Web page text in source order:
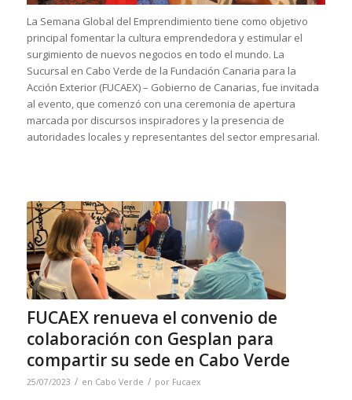
La Semana Global del Emprendimiento tiene como objetivo
principal fomentar la cultura emprendedora y estimular el
surgimiento de nuevos negocios en todo el mundo. La
Sucursal en Cabo Verde de la Fundación Canaria para la
Acción Exterior (FUCAEX) – Gobierno de Canarias, fue invitada
al evento, que comenzó con una ceremonia de apertura
marcada por discursos inspiradores y la presencia de
autoridades locales y representantes del sector empresarial.
FUCAEX renueva el convenio de
colaboración con Gesplan para
compartir su sede en Cabo Verde
25/07/2023 / en Cabo Verde / por Fucaex